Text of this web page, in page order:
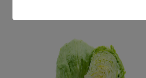
Informationen zum Herausgeber der